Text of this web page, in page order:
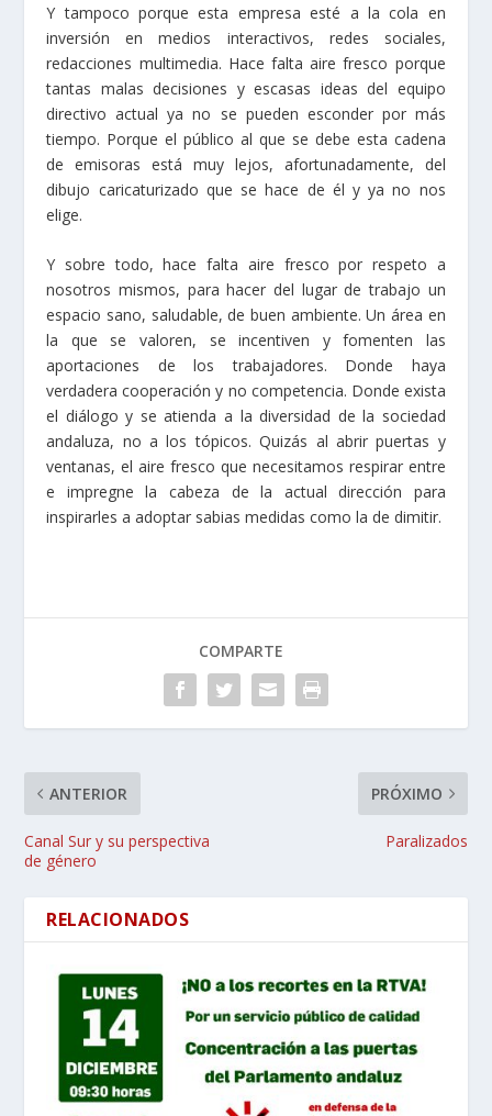
Y tampoco porque esta empresa esté a la cola en
inversión en medios interactivos, redes sociales,
redacciones multimedia. Hace falta aire fresco porque
tantas malas decisiones y escasas ideas del equipo
directivo actual ya no se pueden esconder por más
tiempo. Porque el público al que se debe esta cadena
de emisoras está muy lejos, afortunadamente, del
dibujo caricaturizado que se hace de él y ya no nos
elige.
Y sobre todo, hace falta aire fresco por respeto a
nosotros mismos, para hacer del lugar de trabajo un
espacio sano, saludable, de buen ambiente. Un área en
la que se valoren, se incentiven y fomenten las
aportaciones de los trabajadores. Donde haya
verdadera cooperación y no competencia. Donde exista
el diálogo y se atienda a la diversidad de la sociedad
andaluza, no a los tópicos. Quizás al abrir puertas y
ventanas, el aire fresco que necesitamos respirar entre
e impregne la cabeza de la actual dirección para
inspirarles a adoptar sabias medidas como la de dimitir.
COMPARTE
ANTERIOR
Canal Sur y su perspectiva
de género
PRÓXIMO
Paralizados
RELACIONADOS